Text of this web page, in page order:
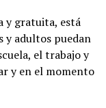
y gratuita, está
y adultos puedan
el trabajo y
y en el momento